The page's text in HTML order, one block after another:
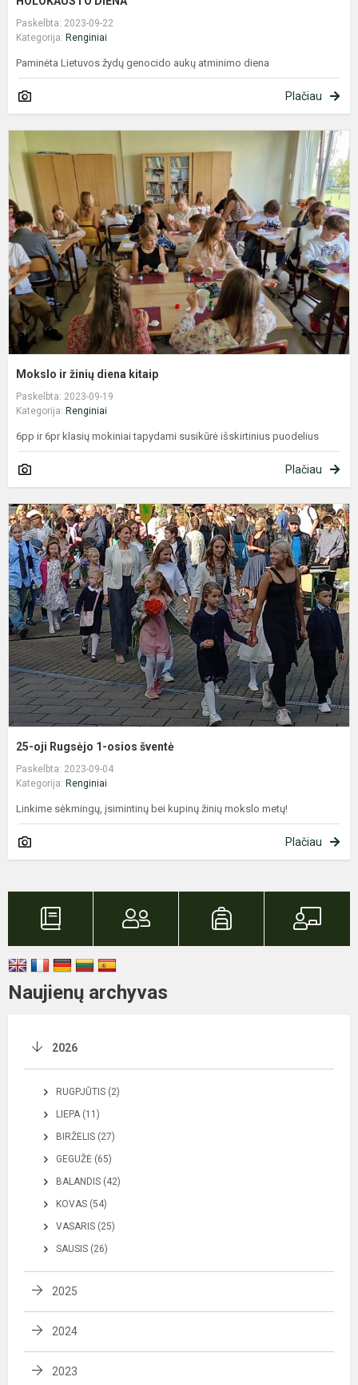
Paskelbta: 2023-09-22
Kategorija: Renginiai
Paminėta Lietuvos žydų genocido aukų atminimo diena
Plačiau
Mokslo ir žinių diena kitaip
Paskelbta: 2023-09-19
Kategorija: Renginiai
6pp ir 6pr klasių mokiniai tapydami susikūrė išskirtinius puodelius
Plačiau
25-oji Rugsėjo 1-osios šventė
Paskelbta: 2023-09-04
Kategorija: Renginiai
Linkime sėkmingų, įsimintinų bei kupinų žinių mokslo metų!
Plačiau
Naujienų archyvas
2026
RUGPJŪTIS (2)
LIEPA (11)
BIRŽELIS (27)
GEGUŽĖ (65)
BALANDIS (42)
KOVAS (54)
VASARIS (25)
SAUSIS (26)
2025
2024
2023